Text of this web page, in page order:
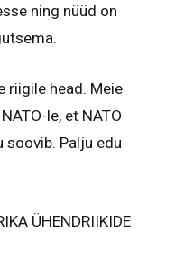
ning nüüd on
riigile head. Meie
le, et NATO
soovib. Palju edu
ÜHENDRIIKIDE